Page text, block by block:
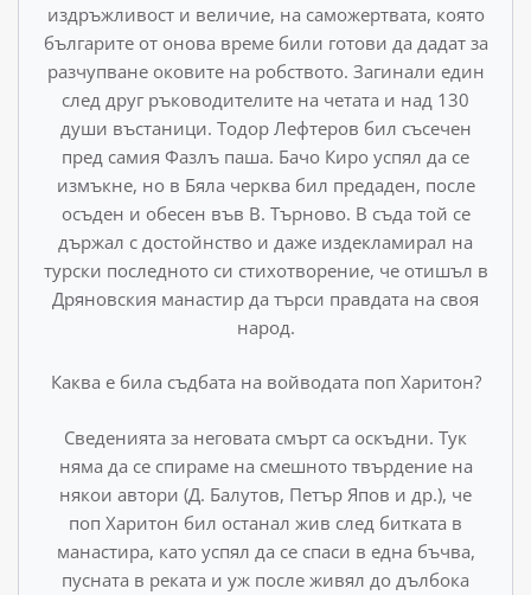
издръжли­вост и величие, на саможертвата, която
българите от онова време били готови да дадат за
разчупване оковите на робст­вото. Загинали един
след друг ръководителите на четата и над 130
души въстаници. Тодор Лефтеров бил съсечен
пред самия Фазлъ паша. Бачо Киро успял да се
измъкне, но в Бяла черк­ва бил предаден, после
осъден и обесен във В. Търново. В съда той се
държал с достойнство и даже издекламирал на
турски последното си стихотворение, че отишъл в
Дряновския манастир да търси правдата на своя
народ.
Каква е била съдбата на войводата поп Харитон?
Сведенията за неговата смърт са оскъдни. Тук
няма да се спираме на смешното твърдение на
някои автори (Д. Ба­лутов, Петър Япов и др.), че
поп Харитон бил останал жив след битката в
манастира, като успял да се спаси в една бъч­ва,
пусната в реката и уж после живял до дълбока